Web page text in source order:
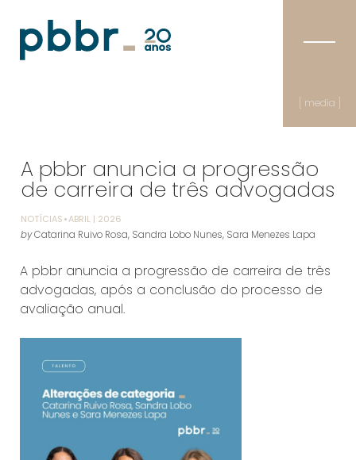
[ media ]
A pbbr anuncia a progressão
de carreira de três advogadas
NOTÍCIAS ABRIL | 2026
by Catarina Ruivo Rosa, Sandra Lobo Nunes, Sara Menezes Lapa
A pbbr anuncia a progressão de carreira de três
advogadas, após a conclusão do processo de
avaliação anual.